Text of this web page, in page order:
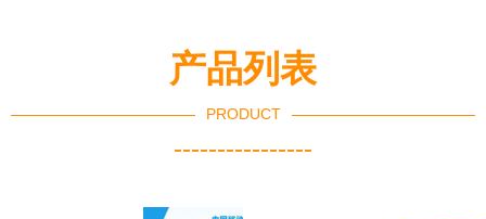
产品列表
PRODUCT
----------------